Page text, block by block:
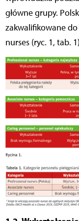
główne grupy.
zakwalifikowane
nurses (ryc. 1, tab.